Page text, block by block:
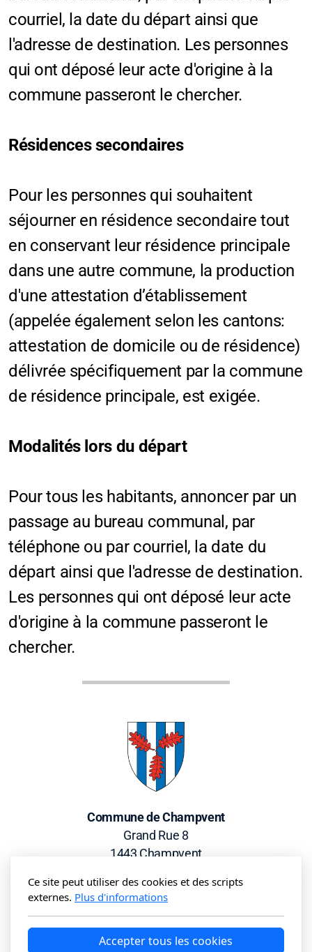
courriel, la date du départ ainsi que
l'adresse de destination. Les personnes
qui ont déposé leur acte d'origine à la
commune passeront le chercher.
Résidences secondaires
Pour les personnes qui souhaitent
séjourner en résidence secondaire tout
en conservant leur résidence principale
dans une autre commune, la production
d'une attestation d’établissement
(appelée également selon les cantons:
attestation de domicile ou de résidence)
délivrée spécifiquement par la commune
de résidence principale, est exigée.
Modalités lors du départ
Pour tous les habitants, annoncer par un
passage au bureau communal, par
téléphone ou par courriel, la date du
départ ainsi que l'adresse de destination.
Les personnes qui ont déposé leur acte
d'origine à la commune passeront le
chercher.
Commune de Champvent
Grand Rue 8
1443 Champvent
Locations Contact & Horaires
Ce site peut utiliser des cookies et des scripts
externes. Plus d'informations
Accepter tous les cookies